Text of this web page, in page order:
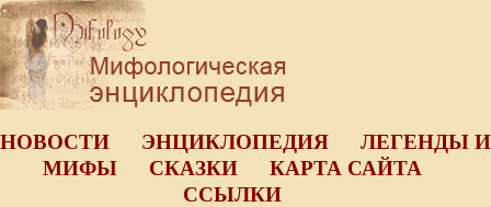
НОВОСТИ ЭНЦИКЛОПЕДИЯ
ЛЕГЕНДЫ И
МИФЫ
СКАЗКИ
КАРТА САЙТА
ССЫЛКИ